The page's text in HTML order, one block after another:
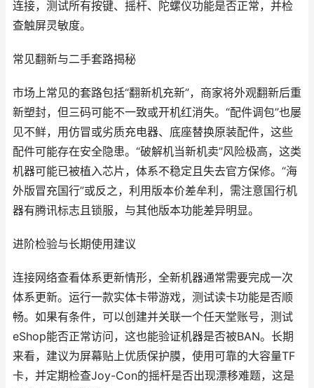
连接，测试所有按键、摇杆、陀螺仪功能是否正常，并检
查触屏灵敏度。
常见翻新与二手套路揭秘
市场上常见的套路包括“翻新机充新”，商家将外观翻新后重
新塑封，但三码可能不一致或开机红消失。“配件调包”也屡
见不鲜，用仿冒或劣质充电器、底座替换原装配件，这些
配件可能存在安全隐患。“破解机当新机卖”风险极高，这类
机器可能已被植入芯片，体系不稳定且失去官方保修。“海
外版冒充国行”或反之，利用版本价差牟利，需注意国行机
器有腾讯标志且锁服，与其他版本功能差异明显。
进阶检验与长期使用建议
连接网络查看体系更新情形，全新机器通常需要完成一次
体系更新。运行一款实体卡带游戏，测试读卡功能是否顺
畅。如果有条件，可以创建并关联一个任天堂账号，测试
eShop能否正常访问，这也能验证机器是否被BAN。长期
来看，建议为屏幕贴上优质保护膜，使用可靠的大容量TF
卡，并定期检查Joy-Con的摇杆是否出现漂移难题，这是